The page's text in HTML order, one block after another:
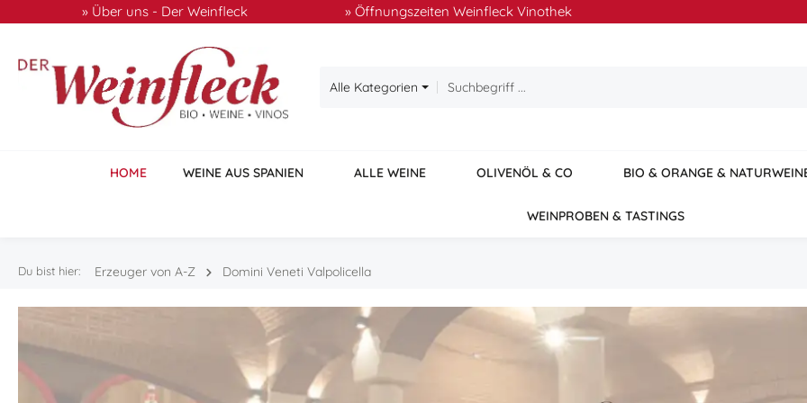
Hauptinhalt springen
Zur Suche springen
Zur Hauptnavigation springen
» Über uns - Der Weinfleck » Öffnungszeiten Weinfleck Vinothek
Alle Kategorien
HOME WEINE AUS SPANIEN ALLE WEINE OLIVENÖL & CO BIO & ORANGE &
WEINPROBEN & TASTINGS
Du bist hier: Erzeuger von A-Z Domini Veneti Valpolicella